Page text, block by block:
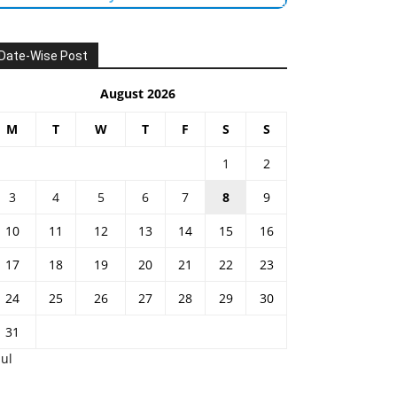
Wise Post
August 2026
M T W T F S S
1
2
3
4 5 6 7 8
9
10
11 12 13 14 15
16
17
18 19 20 21 22
23
24
25 26 27 28 29
30
31